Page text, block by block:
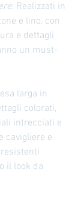
: Realizzati in
e lino, con
e dettagli
un must-
larga in
colorati,
intrecciati e
cavigliere e
il look da